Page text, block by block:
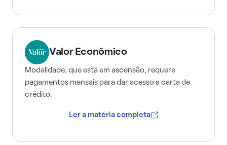
Valor Econômico
Modalidade, que está em ascensão, requere
pagamentos mensais para dar acesso a carta de
crédito.
Ler a matéria completa